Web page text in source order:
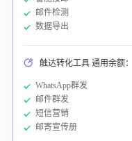
邮件检测
数据导出
触达转化工具 通用余额：
WhatsApp群发
邮件群发
短信营销
邮寄宣传册